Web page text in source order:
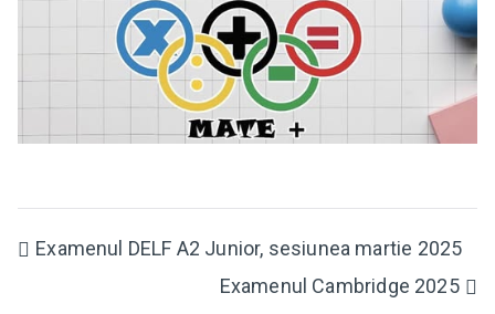
Navigare
Examenul DELF A2 Junior, sesiunea martie 2025
Examenul Cambridge 2025